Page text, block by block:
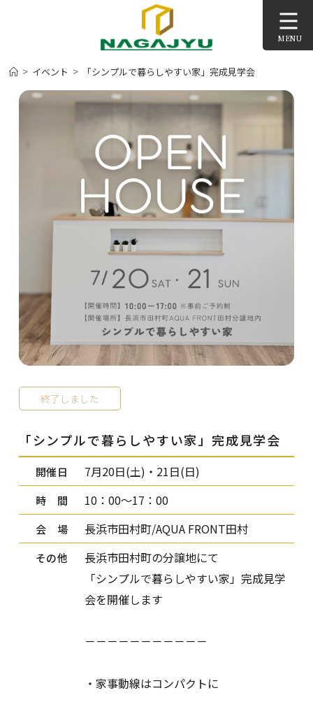
MENU
> イベント > 「シンプルで暮らしやすい家」完成見学会
終了しました
「シンプルで暮らしやすい家」完成見学会
開催日 7月20日(土)・21日(日)
時 間 10：00～17：00
会 場 長浜市田村町/AQUA FRONT田村
その他
長浜市田村町の分譲地にて
「シンプルで暮らしやすい家」完成見学
会を開催します
－－－－－－－－－－－
・家事動線はコンパクトに